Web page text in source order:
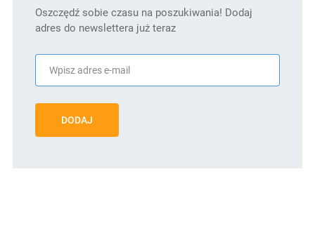
Oszczędź sobie czasu na poszukiwania! Dodaj
adres do newslettera już teraz
DODAJ